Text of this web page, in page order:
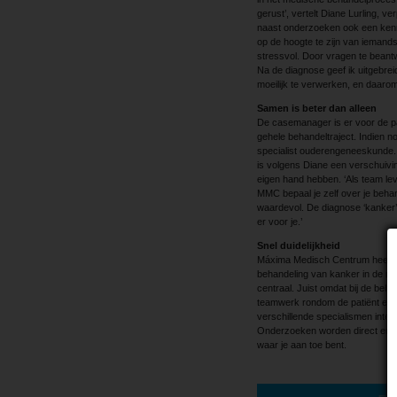
gerust’, vertelt Diane Lurling,
naast onderzoeken ook een
op de hoogte te zijn van
stressvol. Door vragen te
Na de diagnose geef ik
moeilijk te verwerken, en
Samen is beter dan alleen
De casemanager is er voor de
gehele ­behandeltraject. Indien
specialist
is volgens ­Diane een
eigen hand ­hebben. ‘Als team
MMC bepaal je zelf over je
waardevol. De diagnose
er voor je.’
Snel duidelijkheid
Máxima Medisch Centrum
behandeling van kanker in de
centraal. Juist omdat bij de
teamwerk rondom de patiënt
verschillende specialismen
Onderzoeken worden direct en
waar je aan toe bent.